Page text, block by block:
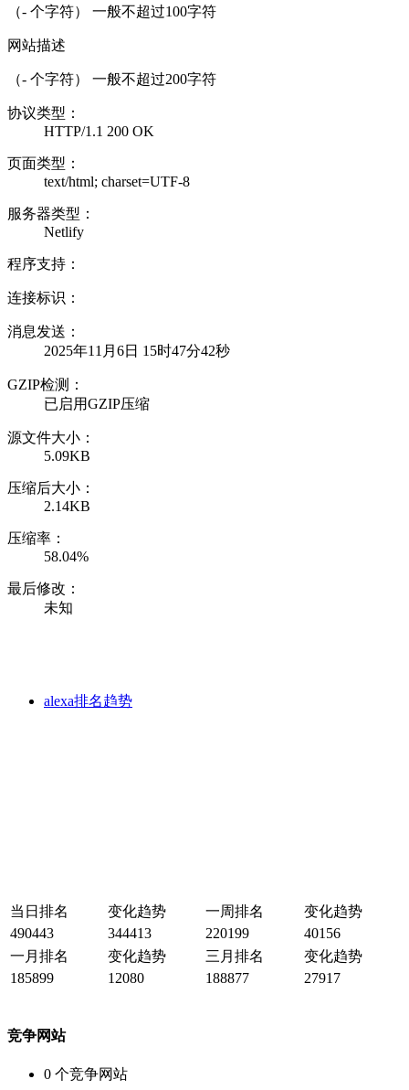
（- 个字符） 一般不超过100字符
网站描述
（- 个字符） 一般不超过200字符
协议类型：
HTTP/1.1 200 OK
页面类型：
text/html; charset=UTF-8
服务器类型：
Netlify
程序支持：
连接标识：
消息发送：
2025年11月6日 15时47分42秒
GZIP检测：
已启用GZIP压缩
源文件大小：
5.09KB
压缩后大小：
2.14KB
压缩率：
58.04%
最后修改：
未知
alexa排名趋势
当日排名 变化趋势 一周排名
变化趋势
490443
344413 220199
40156
一月排名
变化趋势 三月排名
变化趋势
185899
12080 188877 27917
竞争网站
0 个竞争网站